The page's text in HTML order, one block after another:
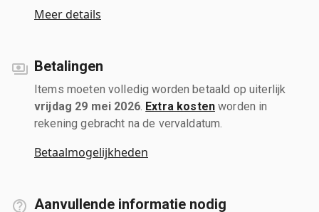
Meer details
Betalingen
Items moeten volledig worden betaald op uiterlijk
vrijdag 29 mei 2026. Extra kostenworden in
rekening gebracht na de vervaldatum.
Betaalmogelijkheden
Aanvullende informatie nodig